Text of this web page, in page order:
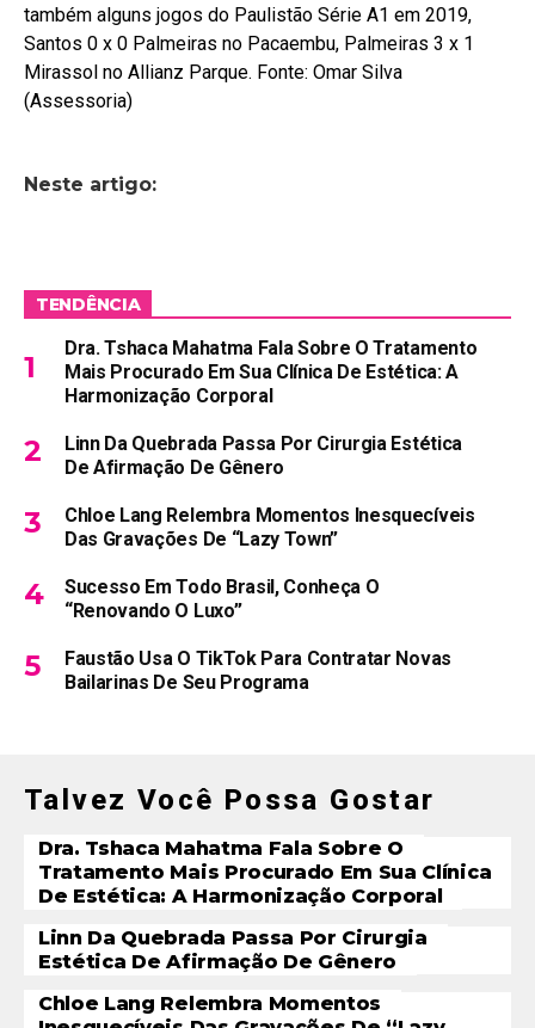
também alguns jogos do Paulistão Série A1 em 2019,
Santos 0 x 0 Palmeiras no Pacaembu, Palmeiras 3 x 1
Mirassol no Allianz Parque. Fonte: Omar Silva
(Assessoria)
Neste artigo:
TENDÊNCIA
Dra. Tshaca Mahatma Fala Sobre O Tratamento
Mais Procurado Em Sua Clínica De Estética: A
Harmonização Corporal
Linn Da Quebrada Passa Por Cirurgia Estética
De Afirmação De Gênero
Chloe Lang Relembra Momentos Inesquecíveis
Das Gravações De “Lazy Town”
Sucesso Em Todo Brasil, Conheça O
“Renovando O Luxo”
Faustão Usa O TikTok Para Contratar Novas
Bailarinas De Seu Programa
Talvez Você Possa Gostar
Dra. Tshaca Mahatma Fala Sobre O
Tratamento Mais Procurado Em Sua Clínica
De Estética: A Harmonização Corporal
Linn Da Quebrada Passa Por Cirurgia
Estética De Afirmação De Gênero
Chloe Lang Relembra Momentos